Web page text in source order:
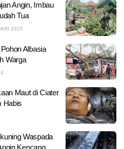
Angin, Imbau
Tua
2025
Albasia
Warga
Maut di Ciater
Habis
Waspada
Kencang